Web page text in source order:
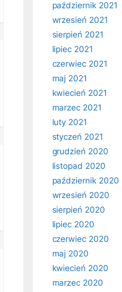
październik 2021
wrzesień 2021
sierpień 2021
lipiec 2021
czerwiec 2021
maj 2021
kwiecień 2021
marzec 2021
luty 2021
styczeń 2021
grudzień 2020
listopad 2020
październik 2020
wrzesień 2020
sierpień 2020
lipiec 2020
czerwiec 2020
maj 2020
kwiecień 2020
marzec 2020